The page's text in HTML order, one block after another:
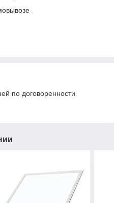
по договоренности